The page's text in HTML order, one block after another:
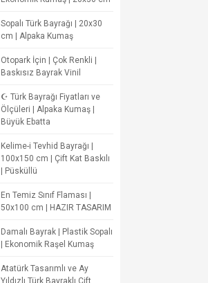
Sopalı Türk Bayrağı | 20x30
cm | Alpaka Kumaş
Otopark İçin | Çok Renkli |
Baskısız Bayrak Vinil
☪ Türk Bayrağı Fiyatları ve
Ölçüleri | Alpaka Kumaş |
Büyük Ebatta
Kelime-i Tevhid Bayrağı |
100x150 cm | Çift Kat Baskılı
| Püsküllü
En Temiz Sınıf Flaması |
50x100 cm | HAZIR TASARIM
Damalı Bayrak | Plastik Sopalı
| Ekonomik Raşel Kumaş
Atatürk Tasarımlı ve Ay
Yıldızlı Türk Bayraklı Çift